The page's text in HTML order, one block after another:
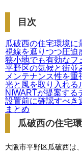
目次
瓜破西の住宅環境に
視線を遮りつつ圧迫
狭小地でも有効なフ
平野区の気候と街並
メンテナンス性を
光と風を取り入れる
NIWARTが提案する
設置前に確認すべき
まとめ
瓜破西の住宅
大阪市平野区瓜破西は